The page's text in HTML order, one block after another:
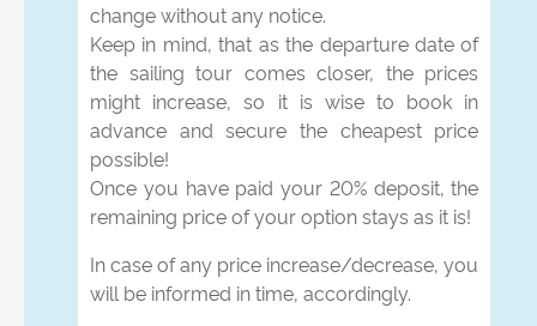
change without any notice.
Keep in mind, that as the departure date of
the sailing tour comes closer, the prices
might increase, so it is wise to book in
advance and secure the cheapest price
possible!
Once you have paid your 20% deposit, the
remaining price of your option stays as it is!
In case of any price increase/decrease, you
will be informed in time, accordingly.